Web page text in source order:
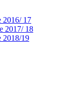
2016/ 17
2017/ 18
2018/19